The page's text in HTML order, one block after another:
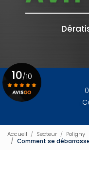
10/10
Accueil Secteur
Poligny
Comment se